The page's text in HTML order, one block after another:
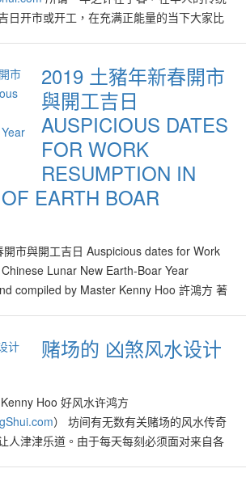
日开市或开工，在充满正能量的当下大家比
年，好风水特别挑选出一系列的猪年开工旺
或开工： 8-2-2019 正月初四 （五）（肖马
1pm-3pm 未时，5pm-7pm 酉时 11-2-2019
忌用）最佳开工时段： 11am-1pm 午时，
正月初八（二）（肖狗忌用）最佳开工
14-2-2019 正月初十（四）（肖鼠忌用）最
未时 18-2-2019 正月十四（一）（肖龙忌
忌用）最佳开工时段： 7am-9am 辰时 22-2-
肖猴忌用）最佳开工时段： 7am-9am 辰
本来就有无数能做选择的机会，就好像上
选择使用来开工，至少能够得到个好彩头，
。流年生肖运程书的出发点其实是好的，目
吉避凶，凡事必定顺心顺意！ 为求安心，不
对自己或家人生肖的预测，都会买下不同师
照，希望去芜存菁后，能够配搭出认为最适
助自己与家人趋吉避凶。 一般稍懂命理的人
猪年里，最好的生肖是属兔、羊、虎；这是
2019 土豬年新春開市
與開工吉日
AUSPICIOUS DATES
FOR WORK
RESUMPTION IN
EARTH BOAR
市與開工吉日 Auspicious dates for Work
Lunar New Earth-Boar Year
compiled by Master Kenny Hoo 許鴻方 著
亲友等相聚，叙旧，话当年，计划未来！ 新
来，升官发财。一如往年，好风水选出一系
或开工。 Plan for your 2019 Chinese Lunar
To resume work on specific…
赌场的 凶煞风水设计
Hoo 好风水许鸿方
） 坊间有无数有关赌场的风水传奇
人津津乐道。由于每天每刻必须面对来自各